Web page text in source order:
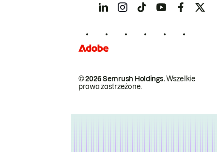
© 2026 Semrush Holdings.Wszelkie
prawa zastrzeżone.